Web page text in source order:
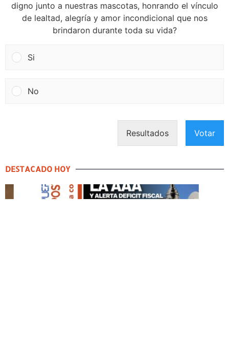
digno junto a nuestras mascotas, honrando el vínculo
de lealtad, alegría y amor incondicional que nos
brindaron durante toda su vida?
Si
No
Resultados Votar
DESTACADO HOY